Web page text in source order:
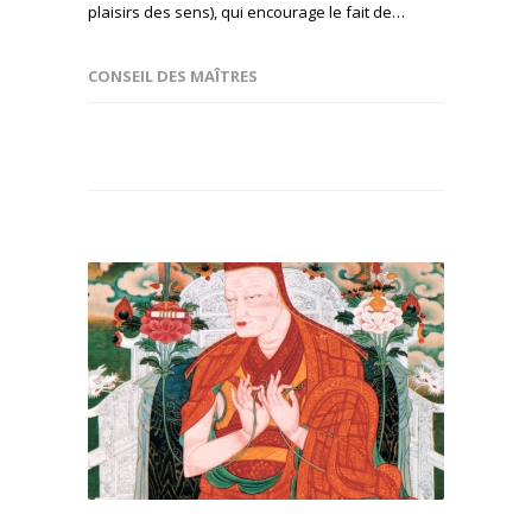
plaisirs des sens), qui encourage le fait de…
CONSEIL DES MAÎTRES